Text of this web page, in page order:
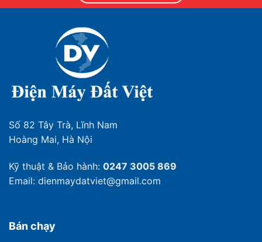
Số 82 Tây Trà, Lĩnh Nam
Hoàng Mai, Hà Nội
Kỹ thuật & Bảo hành: 0247 3005 869
Email: dienmaydatviet@gmail.com
Bán chạy